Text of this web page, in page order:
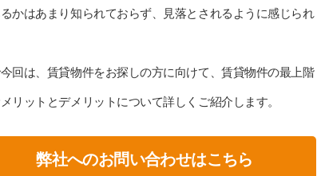
るかはあまり知られておらず、見落とされるように感じられ
回は、賃貸物件をお探しの方に向けて、賃貸物件の最上階
リットとデメリットについて詳しくご紹介します。
弊社へのお問い合わせはこちら